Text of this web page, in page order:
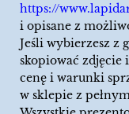
https://
i opisane z
Jeśli wybierzesz z
skopiować zdjęcie
cenę i warunki
w sklepie z